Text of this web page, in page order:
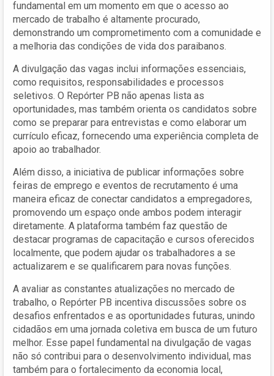
fundamental em um momento em que o acesso ao
mercado de trabalho é altamente procurado,
demonstrando um comprometimento com a comunidade e
a melhoria das condições de vida dos paraibanos.
A divulgação das vagas inclui informações essenciais,
como requisitos, responsabilidades e processos
seletivos. O Repórter PB não apenas lista as
oportunidades, mas também orienta os candidatos sobre
como se preparar para entrevistas e como elaborar um
currículo eficaz, fornecendo uma experiência completa de
apoio ao trabalhador.
Além disso, a iniciativa de publicar informações sobre
feiras de emprego e eventos de recrutamento é uma
maneira eficaz de conectar candidatos a empregadores,
promovendo um espaço onde ambos podem interagir
diretamente. A plataforma também faz questão de
destacar programas de capacitação e cursos oferecidos
localmente, que podem ajudar os trabalhadores a se
actualizarem e se qualificarem para novas funções.
A avaliar as constantes atualizações no mercado de
trabalho, o Repórter PB incentiva discussões sobre os
desafios enfrentados e as oportunidades futuras, unindo
cidadãos em uma jornada coletiva em busca de um futuro
melhor. Esse papel fundamental na divulgação de vagas
não só contribui para o desenvolvimento individual, mas
também para o fortalecimento da economia local,